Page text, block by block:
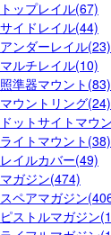
トップレイル(67)
サイドレイル(44)
アンダーレイル(23)
マルチレイル(10)
照準器マウント(83)
マウントリング(24)
ドットサイトマウ
ライトマウント(38)
レイルカバー(49)
マガジン(474)
スペアマガジン
ピストルマガジン